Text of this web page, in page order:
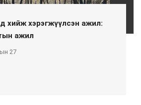
хийж хэрэгжүүлсэн ажил:
ажил
27